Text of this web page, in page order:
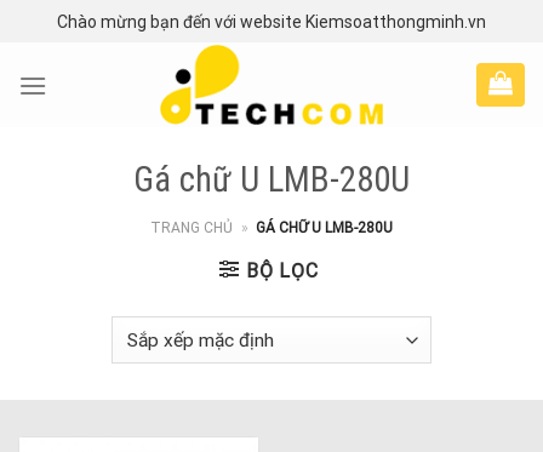
content
Chào mừng bạn đến với website Kiemsoatthongminh.vn
Gá chữ U LMB-280U
TRANG CHỦ » GÁ CHỮ U LMB-280U
BỘ LỌC